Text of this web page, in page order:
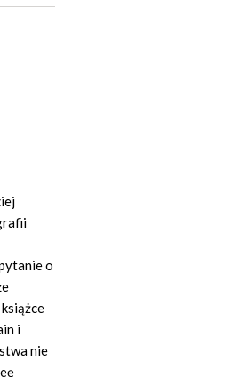
o
i
nie